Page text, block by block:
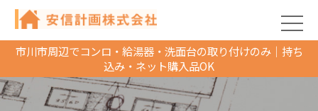
市川市周辺でコンロ・給湯器・洗面台の取り付けのみ｜持ち
込み・ネット購入品OK